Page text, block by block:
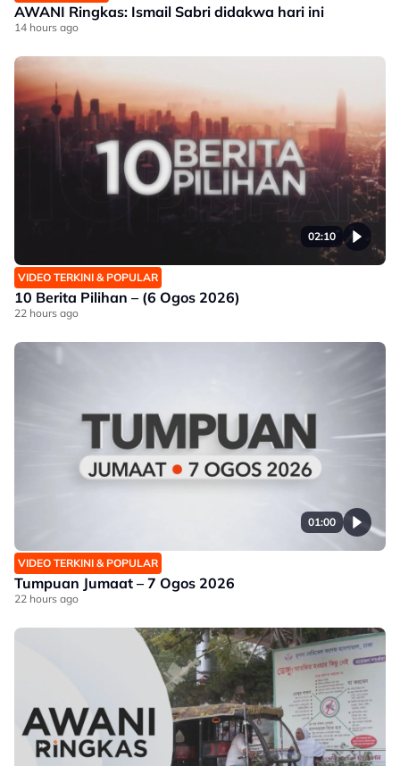
AWANI Ringkas: Ismail Sabri didakwa hari ini
14 hours ago
02:10
VIDEO TERKINI & POPULAR
10 Berita Pilihan – (6 Ogos 2026)
22 hours ago
01:00
VIDEO TERKINI & POPULAR
Tumpuan Jumaat – 7 Ogos 2026
22 hours ago